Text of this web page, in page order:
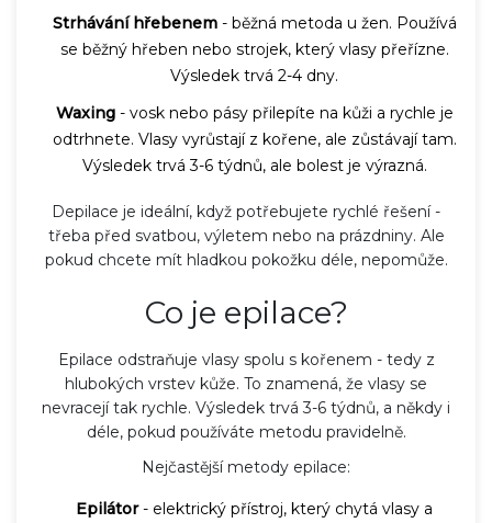
Strhávání hřebenem- běžná metoda u žen. Používá
se běžný hřeben nebo strojek, který vlasy přeřízne.
Výsledek trvá 2-4 dny.
Waxing- vosk nebo pásy přilepíte na kůži a rychle je
odtrhnete. Vlasy vyrůstají z kořene, ale zůstávají tam.
Výsledek trvá 3-6 týdnů, ale bolest je výrazná.
Depilace je ideální, když potřebujete rychlé řešení -
třeba před svatbou, výletem nebo na prázdniny. Ale
pokud chcete mít hladkou pokožku déle, nepomůže.
Co je epilace?
Epilace odstraňuje vlasy spolu s kořenem - tedy z
hlubokých vrstev kůže. To znamená, že vlasy se
nevracejí tak rychle. Výsledek trvá 3-6 týdnů, a někdy i
déle, pokud používáte metodu pravidelně.
Nejčastější metody epilace:
Epilátor- elektrický přístroj, který chytá vlasy a